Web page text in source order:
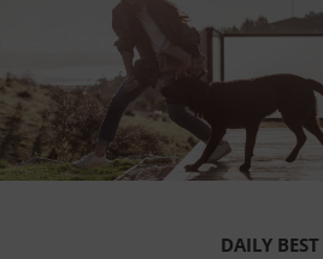
DAILY BEST